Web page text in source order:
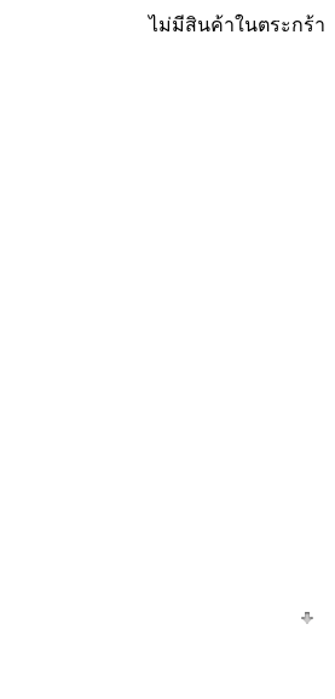
ไม่มีสินค้าในตระกร้า